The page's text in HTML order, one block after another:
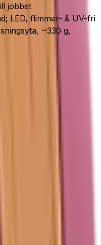
jobbet
LED, flimmer- & UV-fri
~330 g,